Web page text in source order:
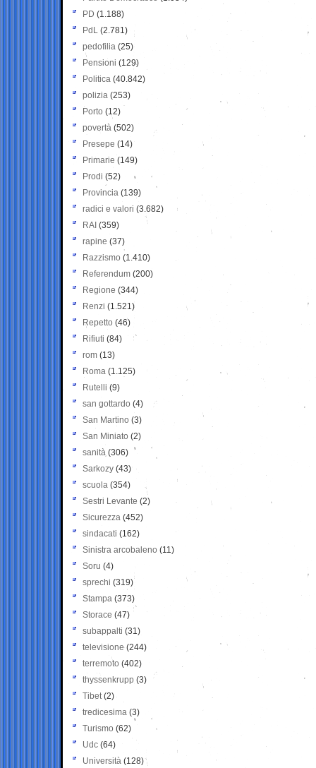
PD (1.188)
PdL (2.781)
pedofilia (25)
Pensioni (129)
Politica (40.842)
polizia (253)
Porto (12)
povertà (502)
Presepe (14)
Primarie (149)
Prodi (52)
Provincia (139)
radici e valori (3.682)
RAI (359)
rapine (37)
Razzismo (1.410)
Referendum (200)
Regione (344)
Renzi (1.521)
Repetto (46)
Rifiuti (84)
rom (13)
Roma (1.125)
Rutelli (9)
san gottardo (4)
San Martino (3)
San Miniato (2)
sanità (306)
Sarkozy (43)
scuola (354)
Sestri Levante (2)
Sicurezza (452)
sindacati (162)
Sinistra arcobaleno (11)
Soru (4)
sprechi (319)
Stampa (373)
Storace (47)
subappalti (31)
televisione(244)
terremoto (402)
thyssenkrupp (3)
Tibet(2)
tredicesima (3)
Turismo (62)
Udc (64)
Università (128)